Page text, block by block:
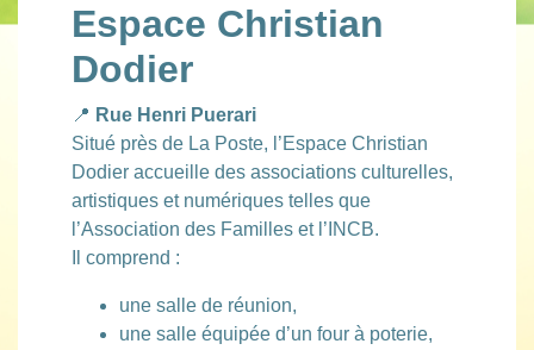
Espace Christian
Dodier
📍 Rue Henri Puerari
Situé près de La Poste, l’Espace Christian
Dodier accueille des associations culturelles,
artistiques et numériques telles que
l’Association des Familles et l’INCB.
Il comprend :
une salle de réunion,
une salle équipée d’un four à poterie,